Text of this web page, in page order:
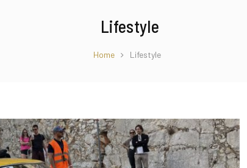
Lifestyle
Home Lifestyle